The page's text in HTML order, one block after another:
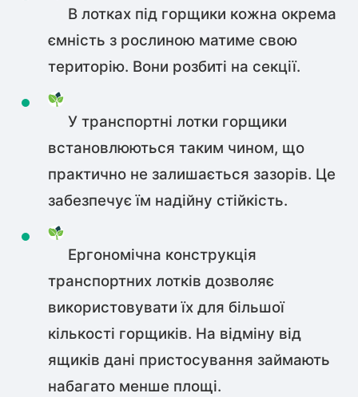
В лотках під горщики кожна окрема
ємність з рослиною матиме свою
територію. Вони розбиті на секції.
У транспортні лотки горщики
встановлюються таким чином, що
практично не залишається зазорів. Це
забезпечує їм надійну стійкість.
Ергономічна конструкція
транспортних лотків дозволяє
використовувати їх для більшої
кількості горщиків. На відміну від
ящиків дані пристосування займають
набагато менше площі.